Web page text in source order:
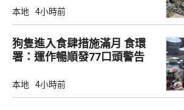
本地 4小時前
狗隻進入食肆措施滿月 食環
署：運作暢順發77口頭警告
本地 4小時前